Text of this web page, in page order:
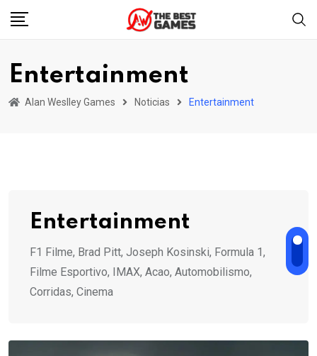
Skip
Entertainment
Alan Weslley Games Noticias Entertainment
Entertainment
F1 Filme, Brad Pitt, Joseph Kosinski, Formula 1,
Filme Esportivo, IMAX, Acao, Automobilismo,
Corridas, Cinema